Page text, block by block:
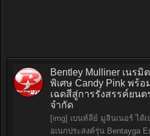
Bentley Mulliner เนรมิ
พิเศษ Candy Pink พร้อ
เฉดสีสู่การรังสรรค์ยน
จำกัด
[img] เบนท์ลีย์ มูลินเนอร์ ได้
อเนกประสงค์รุ่น Bentayga